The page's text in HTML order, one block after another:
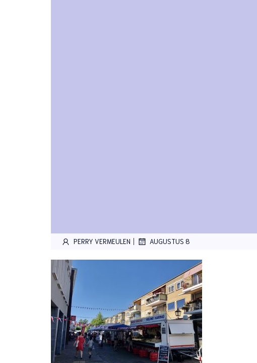
PERRY VERMEULEN | AUGUSTUS 8